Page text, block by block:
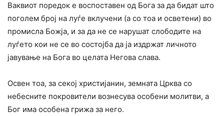
Ваквиот поредок е воспоставен од Бога за да бидат што
поголем број на луѓе вклучени (а со тоа и осветени) во
промисла Божја, и за да не се нарушат слободите на
луѓето кои не се во состојба да ја издржат личното
јавување на Бога во целата Негова слава.
Освен тоа, за секој христијанин, земната Црква со
небесните покровители вознесува особени молитви, а
Бог има особена грижа за него.